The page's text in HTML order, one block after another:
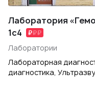
Лаборатория
1с4
Лаборатории
Лабораторная
диагностика,